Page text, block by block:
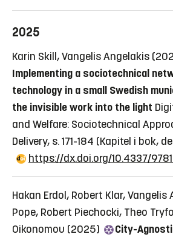
2025
Karin Skill, Vangelis Angelakis
Implementing a sociotechnical
technology in a small Swedish
the invisible work into the light
and Welfare: Sociotechnical
Delivery, s. 171-184 (Kapitel i bok,
https://dx.doi.org/10.4337/
Hakan Erdol, Robert Klar,
Pope, Robert Piechocki, Theo
Oikonomou (2025)
City-